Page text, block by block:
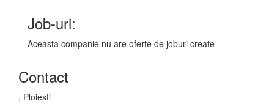
Job-uri:
Aceasta companie nu are oferte de joburi create
Contact
, Ploiesti